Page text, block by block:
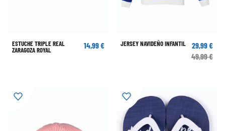
ESTUCHE TRIPLE REAL
ZARAGOZA ROYAL
14,99 € JERSEY NAVIDEÑO INFANTIL
29,99 €
49,99 €